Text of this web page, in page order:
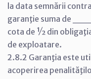
la data semnării
garanţie suma de
cota de ½ din
de exploatare.
2.8.2 Garanţia este
acoperirea